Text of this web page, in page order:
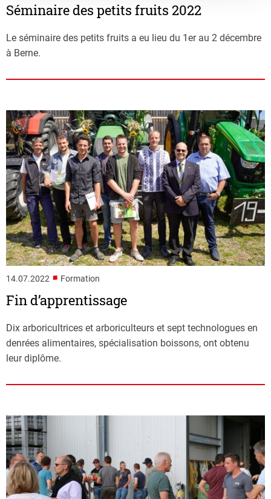
Séminaire des petits fruits 2022
Le séminaire des petits fruits a eu lieu du 1er au 2 décembre
à Berne.
14.07.2022 ■ Formation
Fin d’apprentissage
Dix arboricultrices et arboriculteurs et sept technologues en
denrées alimentaires, spécialisation boissons, ont obtenu
leur diplôme.